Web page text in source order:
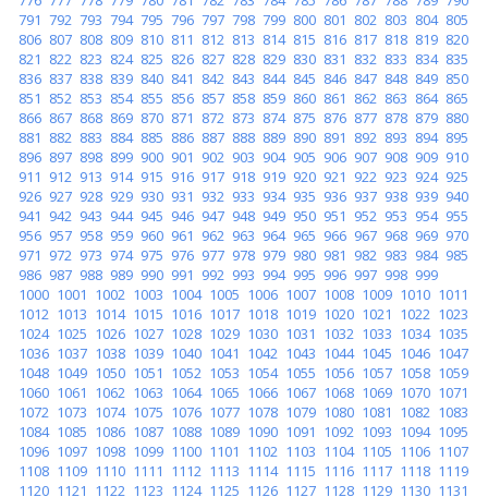
791 792 793 794 795 796 797 798 799 800 801 802 803 804 805
806 807 808 809 810 811 812 813 814 815 816 817 818 819 820
821 822 823 824 825 826 827 828 829 830 831 832 833 834 835
836 837 838 839 840 841 842 843 844 845 846 847 848 849 850
851 852 853 854 855 856 857 858 859 860 861 862 863 864 865
866 867 868 869 870 871 872 873 874 875 876 877 878 879 880
881 882 883 884 885 886 887 888 889 890 891 892 893 894 895
896 897 898 899 900 901 902 903 904 905 906 907 908 909 910
911 912 913 914 915 916 917 918 919 920 921 922 923 924 925
926 927 928 929 930 931 932 933 934 935 936 937 938 939 940
941 942 943 944 945 946 947 948 949 950 951 952 953 954 955
956 957 958 959 960 961 962 963 964 965 966 967 968 969 970
971 972 973 974 975 976 977 978 979 980 981 982 983 984 985
986 987 988 989 990 991 992 993 994 995 996 997 998 999
1000 1001 1002 1003 1004 1005 1006 1007 1008 1009 1010 1011
1012 1013 1014 1015 1016 1017 1018 1019 1020 1021 1022 1023
1024 1025 1026 1027 1028 1029 1030 1031 1032 1033 1034 1035
1036 1037 1038 1039 1040 1041 1042 1043 1044 1045 1046 1047
1048 1049 1050 1051 1052 1053 1054 1055 1056 1057 1058 1059
1060 1061 1062 1063 1064 1065 1066 1067 1068 1069 1070 1071
1072 1073 1074 1075 1076 1077 1078 1079 1080 1081 1082 1083
1084 1085 1086 1087 1088 1089 1090 1091 1092 1093 1094 1095
1096 1097 1098 1099 1100 1101 1102 1103 1104 1105 1106 1107
1108 1109 1110 1111 1112 1113 1114 1115 1116 1117 1118 1119
1120 1121 1122 1123 1124 1125 1126 1127 1128 1129 1130 1131